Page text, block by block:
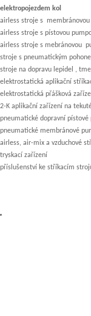
elektropojezdem kol
airless stroje s
airless stroje s pístovou
airless stroje s mebránovou
stroje s pneumatickým
stroje na dopravu lepidel ,
elektrostatická aplikační
elektrostatická přášková
2-K aplikační zařízení na
pneumatické dopravní pístové
pneumatické membránové
airless, air-mix a vzduchové
tryskací zařízení
příslušenství ke stříkacím